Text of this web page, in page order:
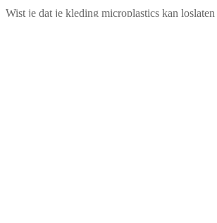
Wist je dat je kleding microplastics kan loslaten